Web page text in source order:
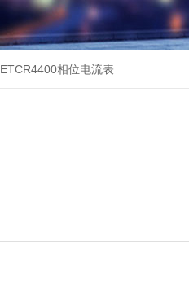
ETCR4400相位电流表